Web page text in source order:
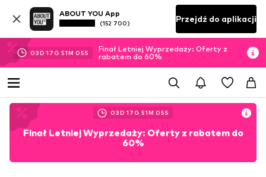
ABOUT YOU App
(152 700) Przejdź do aplikacji
03D 17 G 51M 03S
Finał Letniej Wyprzedaży: Oferty z
rabatem do 60%
03D 17 G 51M 03S
Finał Letniej Wyprzedaży: Oferty z rabatem do
60%